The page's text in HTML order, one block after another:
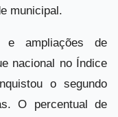
municipal.
ampliações de
nacional no Índice
o segundo
O percentual de